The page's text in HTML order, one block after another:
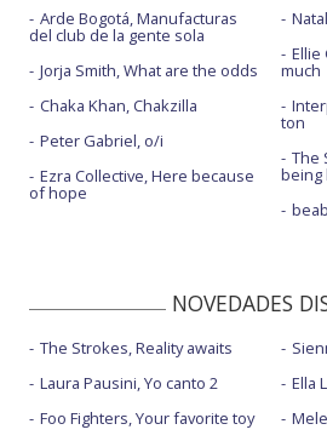
Arde Bogotá, Manufacturas
del club de la gente sola
Jorja Smith, What are the odds
Chaka Khan, Chakzilla
Peter Gabriel, o/i
Ezra Collective, Here because
of hope
Ellie
much
ton
The
being
NOVEDADES
The Strokes, Reality awaits
Laura Pausini, Yo canto 2
Foo Fighters, Your favorite toy
Ella